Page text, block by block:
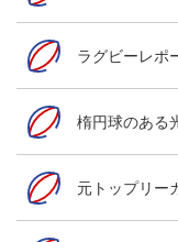
ラグビーレポ
楕円球のある
元トップリー